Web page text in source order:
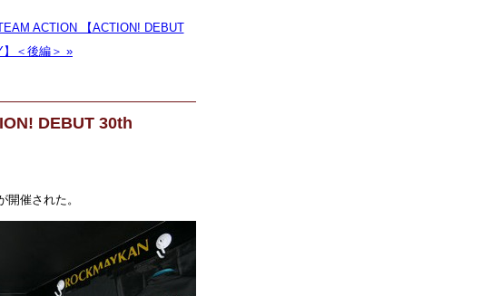
ACTION 【ACTION! DEBUT
】＜後編＞ »
DEBUT 30th
催された。